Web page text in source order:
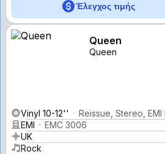
Έλεγχος τιμής
Queen
Queen
Vinyl 10-12''
Reissue, Stereo,
EMI
EMC 3006
UK
Rock